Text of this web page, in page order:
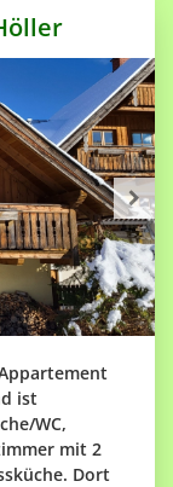
ist
WC,
mit 2
Dort